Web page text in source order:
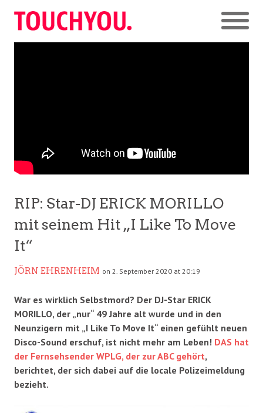
RIP: Star-DJ ERICK MORILLO
mit seinem Hit „I Like To Move
It“
JÖRN EHRENHEIM on 2. September 2020 at 20:19
War es wirklich Selbstmord? Der DJ-Star ERICK
MORILLO, der „nur“ 49 Jahre alt wurde und in den
Neunzigern mit „I Like To Move It“ einen gefühlt neuen
Disco-Sound erschuf, ist nicht mehr am Leben! DAS hat
der Fernsehsender WPLG, der zur ABC gehört,
berichtet, der sich dabei auf die locale Polizeimeldung
bezieht.